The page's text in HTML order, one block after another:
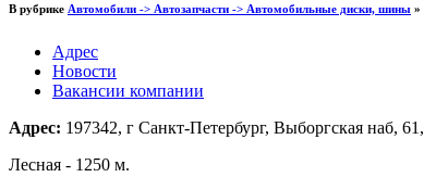
В рубрике Автомобили -> Автозапчасти -> Автомобильные диски, шины »
Адрес
Новости
Вакансии компании
Адрес: 197342, г Санкт-Петербург, Выборгская наб, 61,
Лесная - 1250 м.